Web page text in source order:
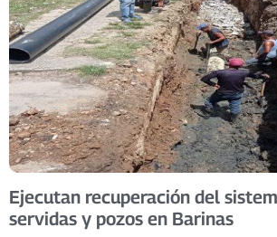
Ejecutan recuperación del
servidas y pozos en Barinas